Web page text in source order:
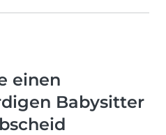
einen
Babysitter